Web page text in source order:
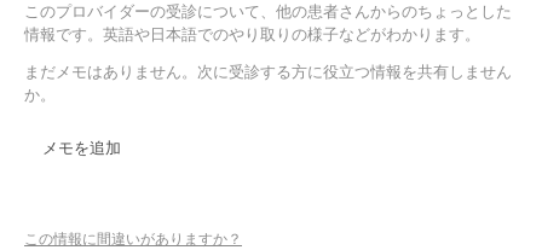
このプロバイダーの受診について、他の患者さんからのちょっとした
情報です。英語や日本語でのやり取りの様子などがわかります。
まだメモはありません。次に受診する方に役立つ情報を共有しません
か。
メモを追加
この情報に間違いがありますか？